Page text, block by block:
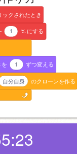
ックされたとき
1 % にする
を 1 ずつ変える
自分自身 のクローンを作る